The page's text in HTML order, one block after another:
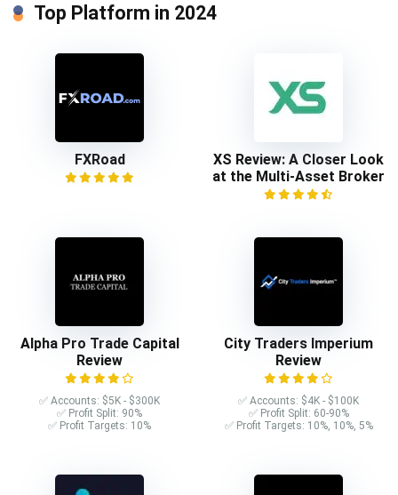
Top Platform in 2024
FXRoad
XS Review: A Closer Look
at the Multi-Asset Broker
Alpha Pro Trade Capital
Review
✅ Accounts: $5K - $300K
✅ Profit Split: 90%
✅ Profit Targets: 10%
City Traders Imperium
Review
✅ Accounts: $4K - $100K
✅ Profit Split: 60-90%
✅ Profit Targets: 10%, 10%, 5%